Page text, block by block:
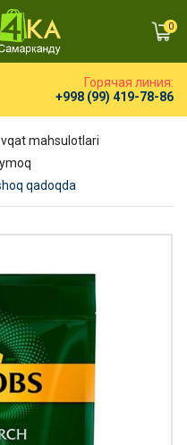
0
Горячая линия:
+998 (99) 419-78-86
mahsulotlari
qadoqda